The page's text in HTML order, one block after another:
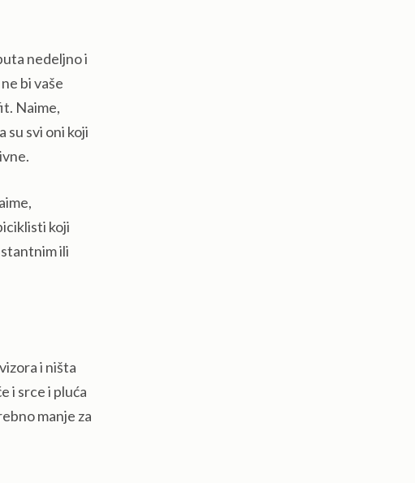
nedeljno i
bi vaše
Naime,
svi oni koji
koji
ili
i ništa
i srce i pluća
manje za